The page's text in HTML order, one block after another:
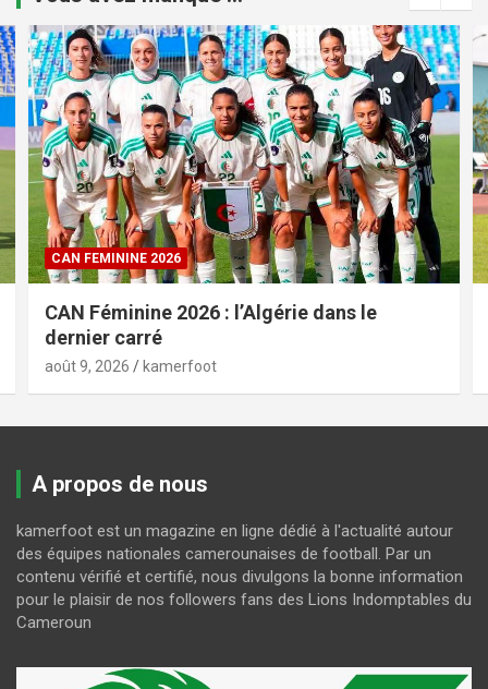
CAN FEMININE 2026
CAN Féminine 2026 : l’Algérie dans le
dernier carré
août 9, 2026 kamerfoot
A propos de nous
kamerfoot est un magazine en ligne dédié à l'actualité autour
des équipes nationales camerounaises de football. Par un
contenu vérifié et certifié, nous divulgons la bonne information
pour le plaisir de nos followers fans des Lions Indomptables du
Cameroun